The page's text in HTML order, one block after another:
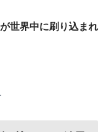
世界中に刷り込まれ